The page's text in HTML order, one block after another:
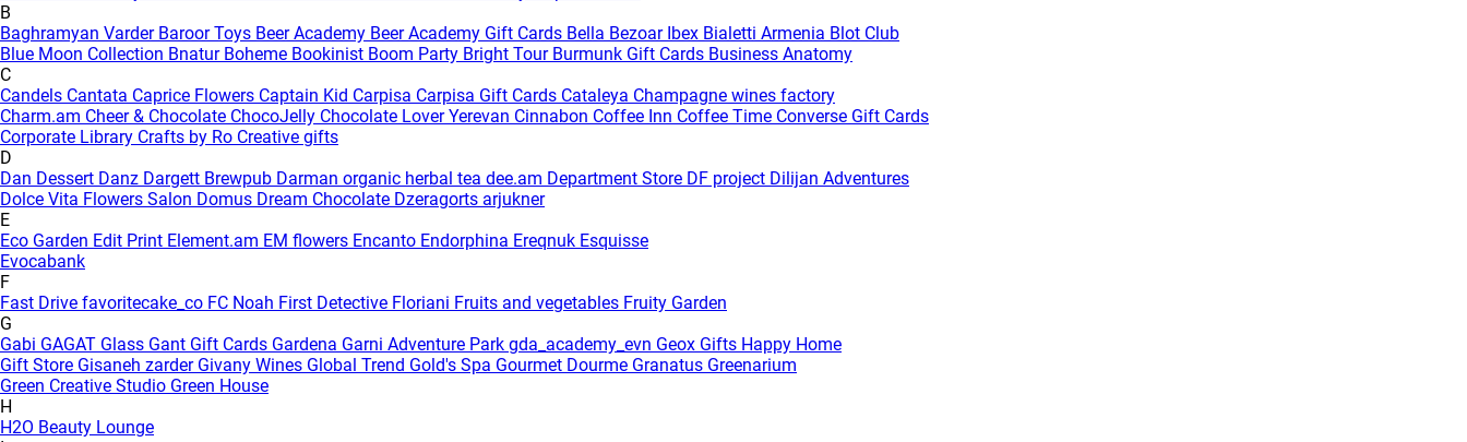
B
Baghramyan Varder Baroor Toys Beer Academy Beer Academy Gift Cards Bella Bezoar Ibex Bialetti Armenia Blot Club
Blue Moon Collection Bnatur Boheme Bookinist Boom Party Bright Tour Burmunk Gift Cards Business Anatomy
C
Candels Cantata Caprice Flowers Captain Kid Carpisa Carpisa Gift Cards Cataleya Champagne wines factory
Charm.am Cheer & Chocolate ChocoJelly Chocolate Lover Yerevan Cinnabon Coffee Inn Coffee Time Converse Gift Cards
Corporate Library Crafts by Ro Creative gifts
D
Dan Dessert Danz Dargett Brewpub Darman organic herbal tea dee.am Department Store DF project Dilijan Adventures
Dolce Vita Flowers Salon Domus Dream Chocolate Dzeragorts arjukner
E
Eco Garden Edit Print Element.am EM flowers Encanto Endorphina Ereqnuk Esquisse
Evocabank
F
Fast Drive favoritecake_co FC Noah First Detective Floriani Fruits and vegetables Fruity Garden
G
Gabi GAGAT Glass Gant Gift Cards Gardena Garni Adventure Park gda_academy_evn Geox Gifts Happy Home
Gift Store Gisaneh zarder Givany Wines Global Trend Gold's Spa Gourmet Dourme Granatus Greenarium
Green Creative Studio Green House
H
H2O Beauty Lounge